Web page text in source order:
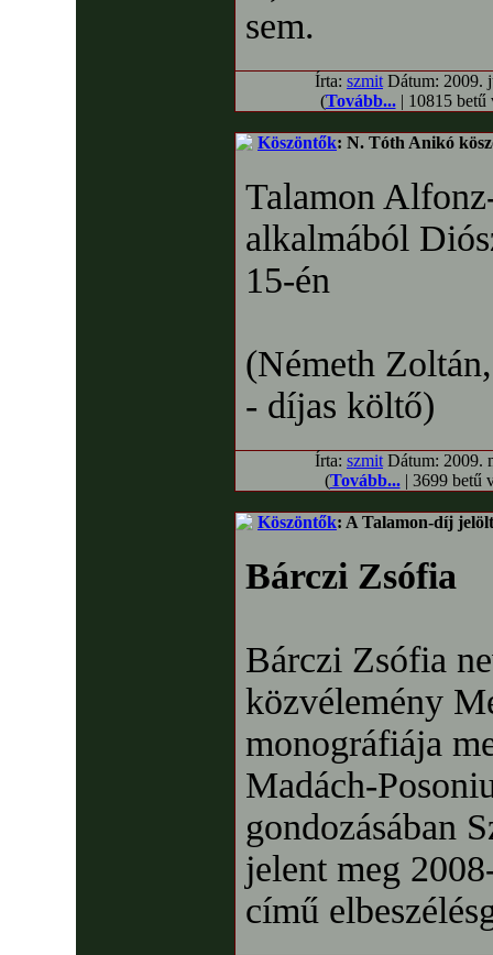
sem.
Írta: szmit Dátum: 2009.
(Tovább...| 10815 betű
Köszöntők: N. Tóth Anikó
Talamon
alkalmából
15-én
(Németh
- díjas költő)
Írta: szmit Dátum: 2009.
(Tovább...| 3699 betű
Köszöntők: A Talamon-díj
Bárczi Zsófia
Bárczi Zsófia
közvélemény
monográfiája
Madách-
gondozásában
jelent meg
című